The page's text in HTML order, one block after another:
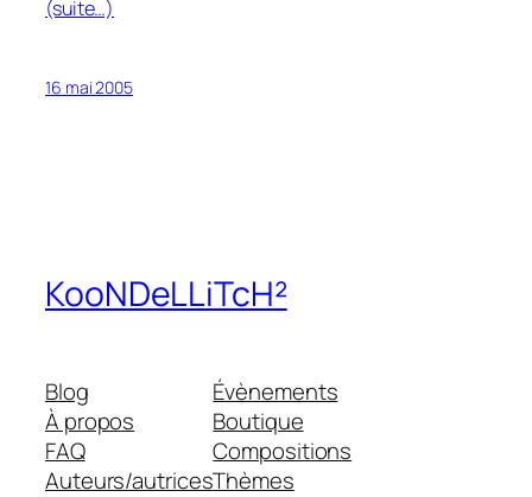
(suite…)
16 mai 2005
KooNDeLLiTcH²
Blog
À propos
FAQ
Auteurs/autrices
Évènements
Boutique
Compositions
Thèmes